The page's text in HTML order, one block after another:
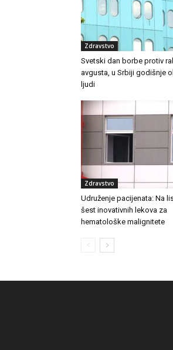
Zdravstvo
Svetski dan borbe protiv
avgusta, u Srbiji godišnje
ljudi
Zdravstvo
Udruženje pacijenata: Na
šest inovativnih lekova za
hematološke malignitete